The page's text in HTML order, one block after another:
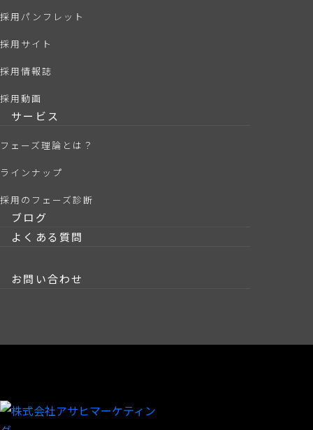
採用パンフレット
採用サイト
採用情報誌
採用動画
サービス
フェーズ理論とは？
ラインナップ
採用のフェーズ診断
ブログ
よくある質問
お問い合わせ